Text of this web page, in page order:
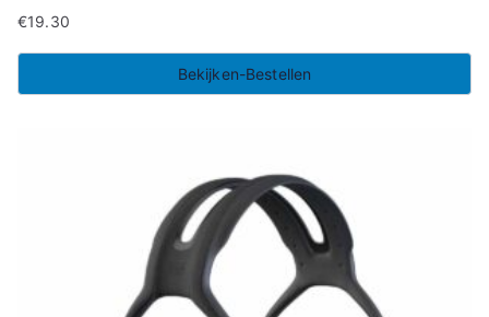
€19.30
Bekijken-Bestellen